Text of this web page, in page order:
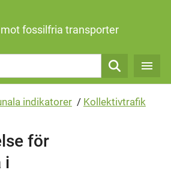
mot fossilfria transporter
Sök
indikatorer / Kollektivtrafik
för
i